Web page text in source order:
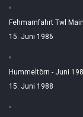
Fehmarnfahrt Twl
15. Juni 1986
Hummeltörn - Juni
15. Juni 1988